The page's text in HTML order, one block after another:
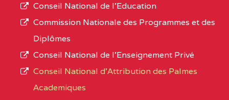
CENTRE
COLLEGE PANAFRICAIN
DE L'EXCELLENCE BP
CENTRE
COLLEGE PRIVE
L’offre
d’éducation
de
Conseil National de l’Education
Commission Nationale des Programmes et des
Diplômes
Conseil National de l’Enseignement Privé
Conseil National d'Attribution des Palmes
Academiques